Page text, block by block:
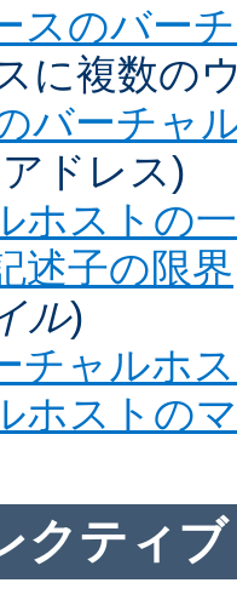
スのバー
に複数の
バーチャ
ドレス)
ホストの
述子の限界
ル)
チャルホ
ホストの
クティブ